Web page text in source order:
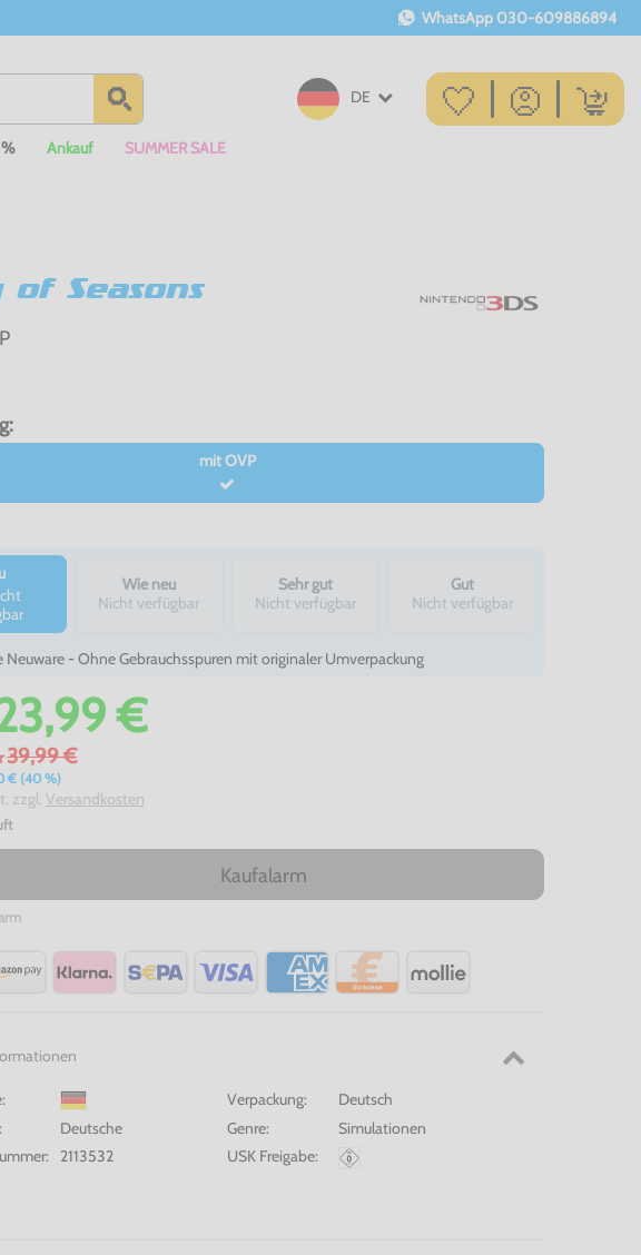
WhatsApp 030-609886894
DE
Ankauf SUMMER SALE
of Seasons
mit OVP
Wie neu
Nicht verfügbar
Sehr gut
Nicht verfügbar
Gut
Nicht verfügbar
- Ohne Gebrauchsspuren mit originaler Umverpackung
€
39,99 €
€ (40 %)
zzgl. Versandkosten
Kaufalarm
Verpackung:
Deutsch
Deutsche Genre:
Simulationen
2113532 USK Freigabe: